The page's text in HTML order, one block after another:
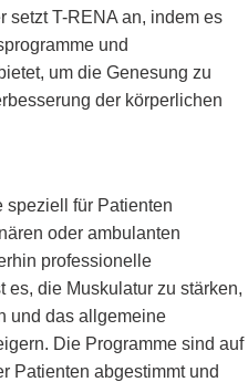
setzt T-RENA an, indem es
und
um die Genesung zu
der körperlichen
speziell für Patienten
oder ambulanten
professionelle
es, die Muskulatur zu stärken,
und das allgemeine
Die Programme sind auf
Patienten abgestimmt und